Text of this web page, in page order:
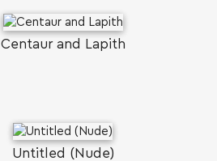
Centaur and Lapith
Untitled (Nude)